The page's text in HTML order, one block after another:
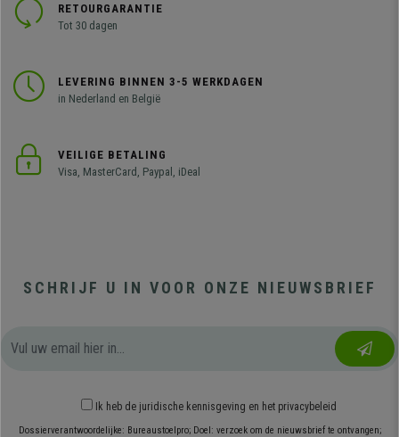
RETOURGARANTIE
Tot 30 dagen
LEVERING BINNEN 3-5 WERKDAGEN
in Nederland en België
VEILIGE BETALING
Visa, MasterCard, Paypal, iDeal
SCHRIJF U IN VOOR ONZE NIEUWSBRIEF
Ik heb de juridische kennisgeving en het privacybeleid
Dossierverantwoordelijke: Bureaustoelpro; Doel: verzoek om de nieuwsbrief te ontvangen;